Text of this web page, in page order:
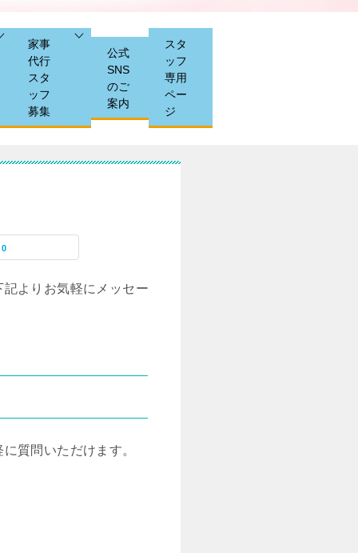
家事
代行
スタ
ッフ
募集
公式
SNS
のご
案内
スタ
ッフ
専用
ペー
ジ
0
よりお気軽にメッセー
質問いただけます。